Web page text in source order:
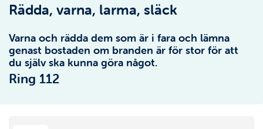
Rädda, varna, larma, släck
Varna och rädda dem som är i fara och lämna
genast bostaden om branden är för stor för att
du själv ska kunna göra något.
Ring 112